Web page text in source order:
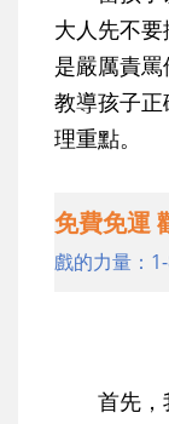
大人先不
是嚴厲責罵
教導孩子
理重點。
免費免運
戲的力量：
首先，